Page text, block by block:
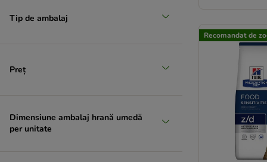
Tip de ambalaj
Preț
Dimensiune ambalaj hrană umedă
per unitate
Recomandat de